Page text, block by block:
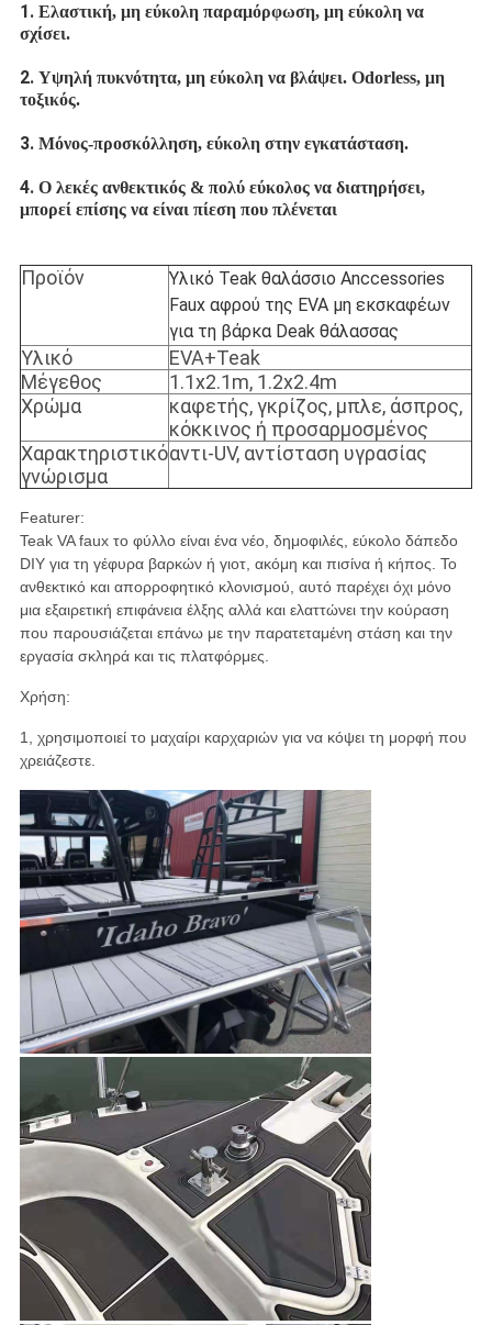
1. Ελαστική, μη εύκολη παραμόρφωση, μη εύκολη να
σχίσει.
2. Υψηλή πυκνότητα, μη εύκολη να βλάψει. Odorless, μη
τοξικός.
3. Μόνος-προσκόλληση, εύκολη στην εγκατάσταση.
4. Ο λεκές ανθεκτικός & πολύ εύκολος να διατηρήσει,
μπορεί επίσης να είναι πίεση που πλένεται
Προϊόν
Υλικό Teak θαλάσσιο Anccessories
Faux αφρού της EVA μη εκσκαφέων
για τη βάρκα Deak θάλασσας
Υλικό
EVA+Teak
Μέγεθος
1.1x2.1m, 1.2x2.4m
Χρώμα
καφετής, γκρίζος, μπλε, άσπρος,
κόκκινος ή προσαρμοσμένος
Χαρακτηριστικό
γνώρισμα
αντι-UV, αντίσταση υγρασίας
Featurer:
Teak VA faux το φύλλο είναι ένα νέο, δημοφιλές, εύκολο δάπεδο
DIY για τη γέφυρα βαρκών ή γιοτ, ακόμη και πισίνα ή κήπος. Το
ανθεκτικό και απορροφητικό κλονισμού, αυτό παρέχει όχι μόνο
μια εξαιρετική επιφάνεια έλξης αλλά και ελαττώνει την κούραση
που παρουσιάζεται επάνω με την παρατεταμένη στάση και την
εργασία σκληρά και τις πλατφόρμες.
Χρήση:
1, χρησιμοποιεί το μαχαίρι καρχαριών για να κόψει τη μορφή που
χρειάζεστε.